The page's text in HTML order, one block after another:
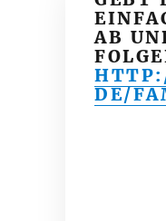
AB
DE/